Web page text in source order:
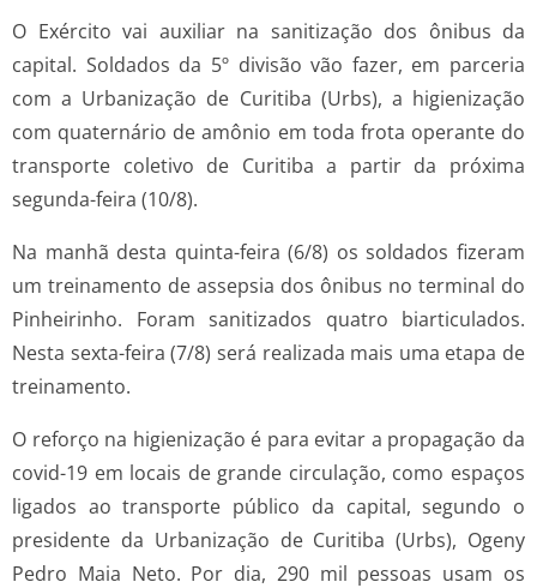
O Exército vai auxiliar na sanitização dos ônibus da
capital. Soldados da 5º divisão vão fazer, em parceria
com a Urbanização de Curitiba (Urbs), a higienização
com quaternário de amônio em toda frota operante do
transporte coletivo de Curitiba a partir da próxima
segunda-feira (10/8).
Na manhã desta quinta-feira (6/8) os soldados fizeram
um treinamento de assepsia dos ônibus no terminal do
Pinheirinho. Foram sanitizados quatro biarticulados.
Nesta sexta-feira (7/8) será realizada mais uma etapa de
treinamento.
O reforço na higienização é para evitar a propagação da
covid-19 em locais de grande circulação, como espaços
ligados ao transporte público da capital, segundo o
presidente da Urbanização de Curitiba (Urbs), Ogeny
Pedro Maia Neto. Por dia, 290 mil pessoas usam os